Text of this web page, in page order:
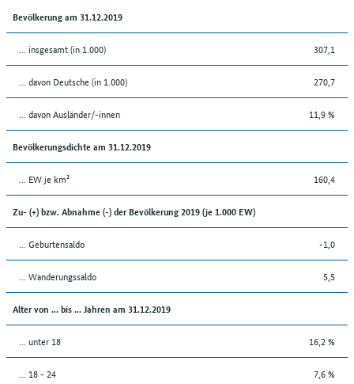
Bevölkerung am 31.12.2019
... insgesamt (in 1.000) 307,1
... davon Deutsche (in 1.000) 270,7
... davon Ausländer/-innen 11,9 %
Bevölkerungsdichte am 31.12.2019
... EW je km² 160,4
Zu- (+) bzw. Abnahme (-) der Bevölkerung 2019 (je 1.000 EW)
... Geburtensaldo -1,0
... Wanderungssaldo 5,5
Alter von ... bis ... Jahren am 31.12.2019
... unter 18 16,2 %
... 18 - 24 7,6 %